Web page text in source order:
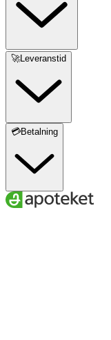
🚀Leveranstid
💳Betalning